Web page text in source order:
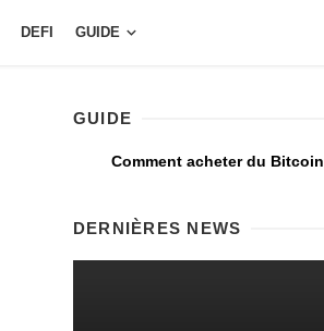
DEFI GUIDE
GUIDE
Comment acheter du Bitcoin
DERNIÈRES NEWS